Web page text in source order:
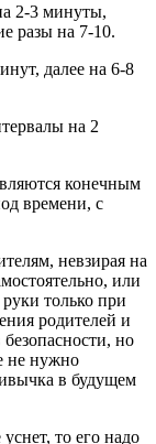
2-3 минуты,
разы на 7-10.
далее на 6-8
на 2
конечным
времени, с
невзирая на
или
только при
родителей и
но
не нужно
в будущем
то его надо